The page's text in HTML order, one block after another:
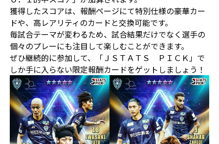
獲得したスコアは、報酬ページにて特別仕様の豪華カー
ドや、高レアリティのカードと交換可能です。
毎試合テーマが変わるため、試合結果だけでなく選手の
個々のプレーにも注目して楽しむことができます。
ぜひ継続的に参加して、「ＪＳＴＡＴＳ ＰＩＣＫ」で
しか手に入らない限定報酬カードをゲットしましょう！